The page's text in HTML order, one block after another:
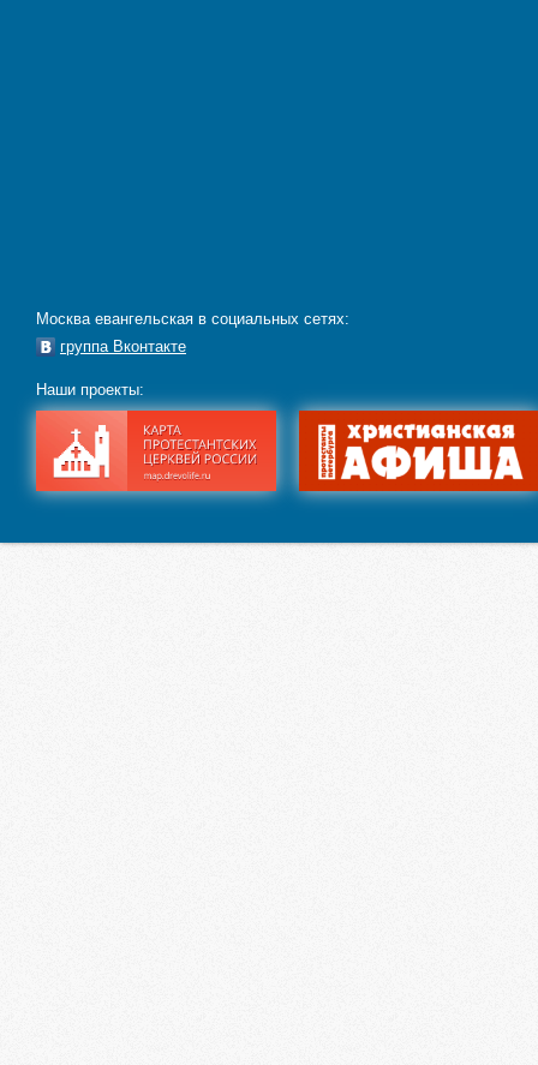
Москва евангельская в социальных сетях:
группа Вконтакте
Наши проекты: